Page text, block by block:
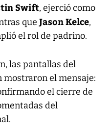
Swift, ejerció como
que Jason Kelce,
el rol de padrino.
las pantallas del
mostraron el mensaje:
el cierre de
del